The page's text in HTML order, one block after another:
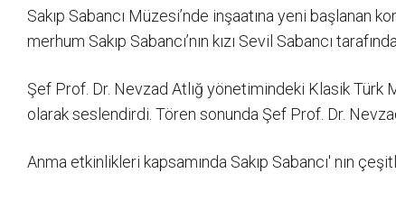
Sakıp Sabancı Müzesi’nde inşaatına yeni
merhum Sakıp Sabancı’nın kızı Sevil Sabancı
Şef Prof. Dr. Nevzad Atlığ yönetimindeki Klasik Türk
olarak seslendirdi. Tören sonunda Şef Prof. Dr.
Anma etkinlikleri kapsamında Sakıp Sabancı' nın